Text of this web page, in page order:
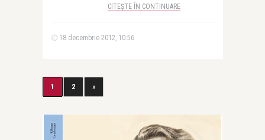
CITEȘTE ÎN CONTINUARE
18 decembrie 2012, 10:56
1 2 »